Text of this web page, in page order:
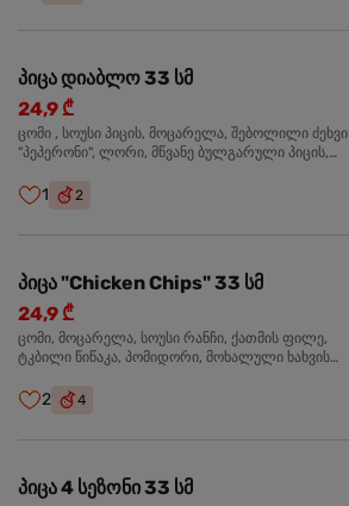
პიცა დიაბლო 33 სმ
24,9 ₾
ცომი , სოუსი პიცის, მოცარელა, შებოლილი ძეხვი
"პეპერონი", ლორი, მწვანე ბულგარული პიცის,
1 2
პიცა "Chicken Chips" 33 სმ
24,9 ₾
ცომი, მოცარელა, სოუსი რანჩი, ქათმის ფილე,
ტკბილი წიწაკა, პომიდორი, მოხალული ხახვის
2 4
პიცა 4 სეზონი 33 სმ